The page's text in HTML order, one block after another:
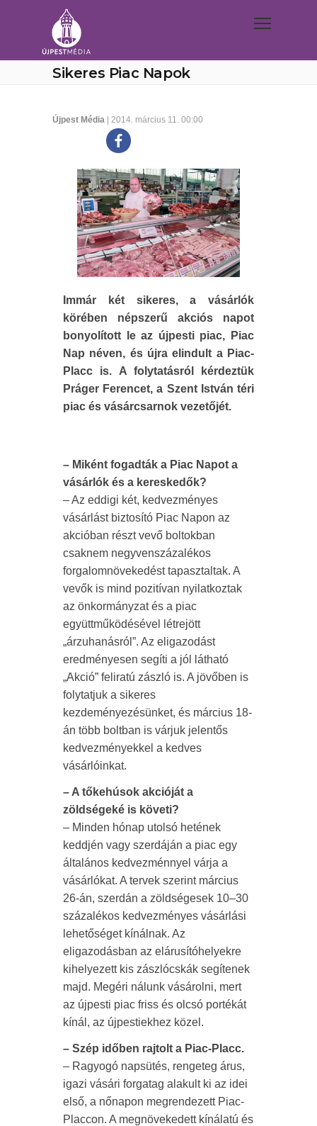
Sikeres Piac Napok
Újpest Média | 2014. március 11. 00:00
Immár két sikeres, a vásárlók
körében népszerű akciós napot
bonyolított le az újpesti piac, Piac
Nap néven, és újra elindult a Piac-
Placc is. A folytatásról kérdeztük
Práger Ferencet, a Szent István téri
piac és vásárcsarnok vezetőjét.
– Miként fogadták a Piac Napot a
vásárlók és a kereskedők?
– Az eddigi két, kedvezményes
vásárlást biztosító Piac Napon az
akcióban részt vevő boltokban
csaknem negyvenszázalékos
forgalomnövekedést tapasztaltak. A
vevők is mind pozitívan nyilatkoztak
az önkormányzat és a piac
együttműködésével létrejött
„árzuhanásról”. Az eligazodást
eredményesen segíti a jól látható
„Akció” feliratú zászló is. A jövőben is
folytatjuk a sikeres
kezdeményezésünket, és március 18-
án több boltban is várjuk jelentős
kedvezményekkel a kedves
vásárlóinkat.
– A tőkehúsok akcióját a
zöldségeké is követi?
– Minden hónap utolsó hetének
keddjén vagy szerdáján a piac egy
általános kedvezménnyel várja a
vásárlókat. A tervek szerint március
26-án, szerdán a zöldségesek 10–30
százalékos kedvezményes vásárlási
lehetőséget kínálnak. Az
eligazodásban az elárusítóhelyekre
kihelyezett kis zászlócskák segítenek
majd. Megéri nálunk vásárolni, mert
az újpesti piac friss és olcsó portékát
kínál, az újpestiekhez közel.
– Szép időben rajtolt a Piac-Placc.
– Ragyogó napsütés, rengeteg árus,
igazi vásári forgatag alakult ki az idei
első, a nőnapon megrendezett Piac-
Placcon. A megnövekedett kínálatú és